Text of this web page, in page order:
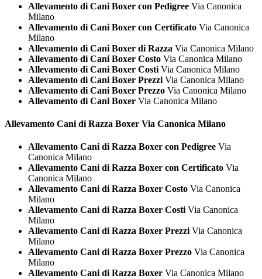
Allevamento di Cani Boxer con Pedigree Via Canonica
Milano
Allevamento di Cani Boxer con Certificato Via Canonica
Milano
Allevamento di Cani Boxer di Razza Via Canonica Milano
Allevamento di Cani Boxer Costo Via Canonica Milano
Allevamento di Cani Boxer Costi Via Canonica Milano
Allevamento di Cani Boxer Prezzi Via Canonica Milano
Allevamento di Cani Boxer Prezzo Via Canonica Milano
Allevamento di Cani Boxer Via Canonica Milano
Allevamento Cani di Razza Boxer Via Canonica Milano
Allevamento Cani di Razza Boxer con Pedigree Via
Canonica Milano
Allevamento Cani di Razza Boxer con Certificato Via
Canonica Milano
Allevamento Cani di Razza Boxer Costo Via Canonica
Milano
Allevamento Cani di Razza Boxer Costi Via Canonica
Milano
Allevamento Cani di Razza Boxer Prezzi Via Canonica
Milano
Allevamento Cani di Razza Boxer Prezzo Via Canonica
Milano
Allevamento Cani di Razza Boxer Via Canonica Milano